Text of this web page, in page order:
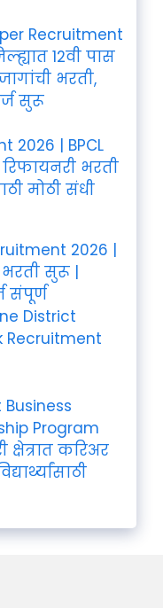
Recruitment
12वी पास
भरती,
सुरू
2026 | BPCL
भरती
मोठी संधी
2026 |
सुरू |
संपूर्ण
District
Recruitment
Program
करिअर